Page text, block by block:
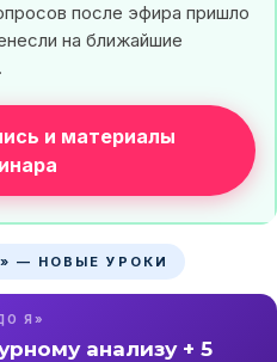
после эфира пришло
на ближайшие
и материалы
— НОВЫЕ УРОКИ
Я»
анализу + 5